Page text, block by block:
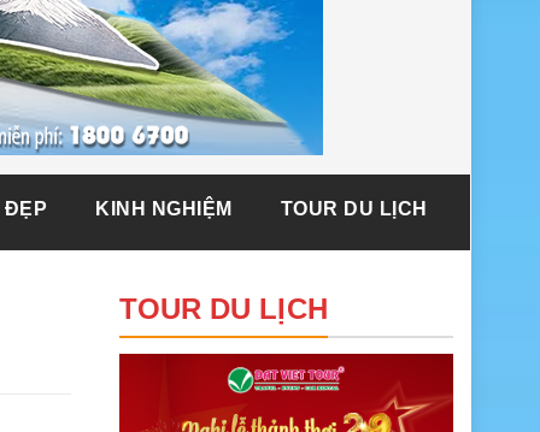
ĐẸP KINH NGHIỆM TOUR DU LỊCH
TOUR DU LỊCH